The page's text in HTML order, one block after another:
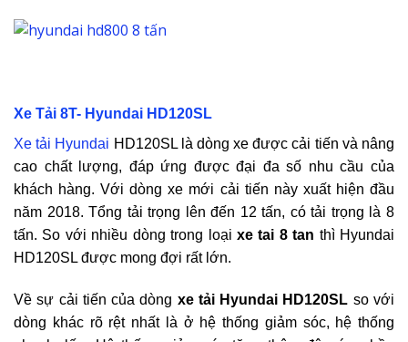
Xe Tải 8T- Hyundai HD120SL
Xe tải Hyundai HD120SL là dòng xe được cải tiến và nâng
cao chất lượng, đáp ứng được đại đa số nhu cầu của
khách hàng. Với dòng xe mới cải tiến này xuất hiện đầu
năm 2018. Tổng tải trọng lên đến 12 tấn, có tải trọng là 8
tấn. So với nhiều dòng trong loại xe tai 8 tan thì Hyundai
HD120SL được mong đợi rất lớn.
Về sự cải tiến của dòng xe tải Hyundai HD120SL so với
dòng khác rõ rệt nhất là ở hệ thống giảm sóc, hệ thống